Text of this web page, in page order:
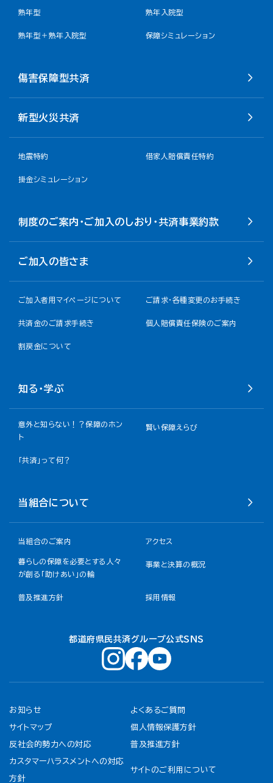
熟年型 熟年入院型
熟年型＋熟年入院型 保障シミュレーション
傷害保障型共済
新型火災共済
地震特約 借家人賠償責任特約
掛金シミュレーション
制度のご案内・ご加入のしおり・共済事業約款
ご加入の皆さま
ご加入者用マイページについて ご請求・各種変更のお手続き
共済金のご請求手続き 個人賠償責任保険のご案内
割戻金について​
知る・学ぶ
意外と知らない！？保障のホン
ト
賢い保障えらび
「共済」って何？
当組合について
当組合のご案内 アクセス
暮らしの保障を必要とする人々
が創る「助けあい」の輪
事業と決算の概況
普及推進方針 採用情報
都道府県民共済グループ公式ＳＮＳ
お知らせ よくあるご質問
サイトマップ 個人情報保護方針
反社会的勢力への対応 普及推進方針
カスタマーハラスメントへの対応
方針
サイトのご利用について